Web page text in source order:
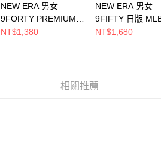
NEW ERA 男女
9FORTY PREMIUM
FELT OTC 芝加哥白襪
NT$1,380
NEW ERA 男女
9FIFTY 日版
LOGO 芝加哥白
NT$1,680
相關推薦